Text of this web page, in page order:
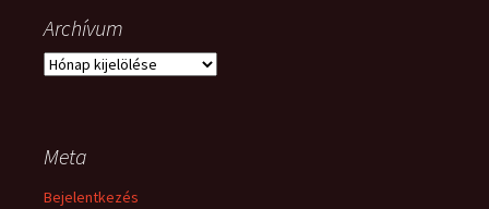
Archívum
Archívum
Meta
Bejelentkezés